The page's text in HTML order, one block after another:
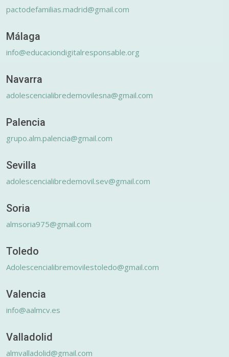
pactodefamilias.madrid@gmail.com
Málaga
info@educaciondigitalresponsable.org
Navarra
adolescencialibredemovilesna@gmail.com
Palencia
grupo.alm.palencia@gmail.com
Sevilla
adolescencialibredemovil.sev@gmail.com
Soria
almsoria975@gmail.com
Toledo
Adolescencialibremovilestoledo@gmail.com
Valencia
info@aalmcv.es
Valladolid
almvalladolid@gmail.com